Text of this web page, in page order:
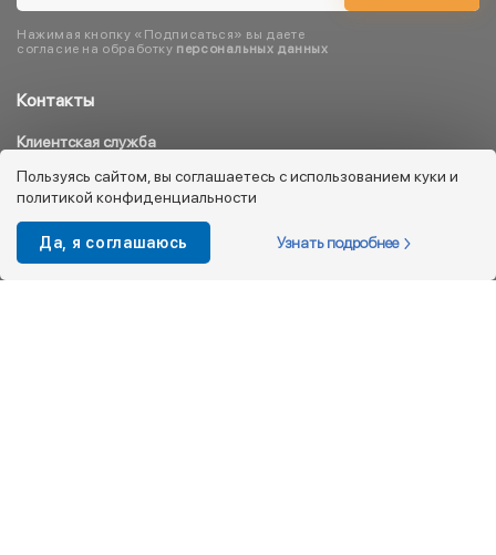
Контакты
Клиентская служба
8 800 333 08 45
info@kotofey.ru
Магазины в Москва (50)
Нажимая кнопку «Подписаться» вы даете
согласие на обработку персональных данных
Пользуясь сайтом, вы соглашаетесь с использованием куки и
политикой конфиденциальности
Да, я соглашаюсь Узнать подробнее